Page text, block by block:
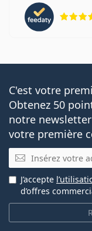
C'est votre
Obtenez 50
notre
votre première
E-mail
J’accepte
d’offres